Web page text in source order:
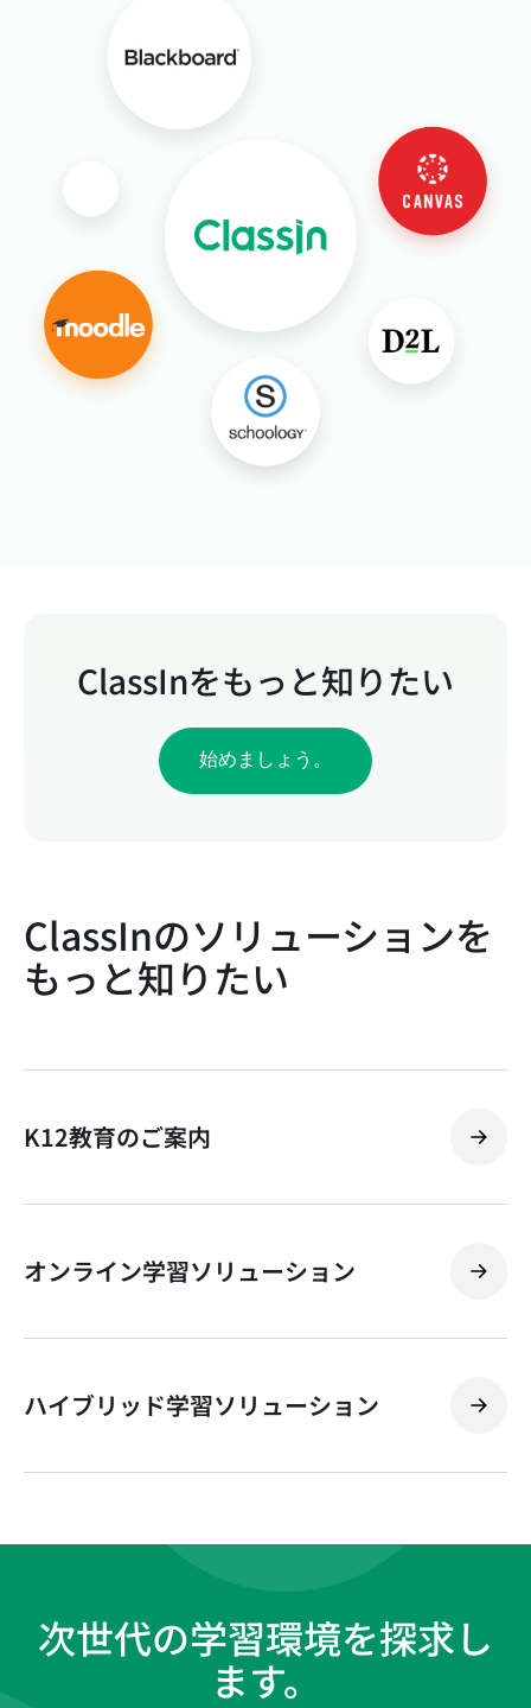
ClassInをもっと知りたい
始めましょう。
ClassInのソリューションを
もっと知りたい
K12教育のご案内
オンライン学習ソリューション
ハイブリッド学習ソリューション
次世代の学習環境を探求し
ます。